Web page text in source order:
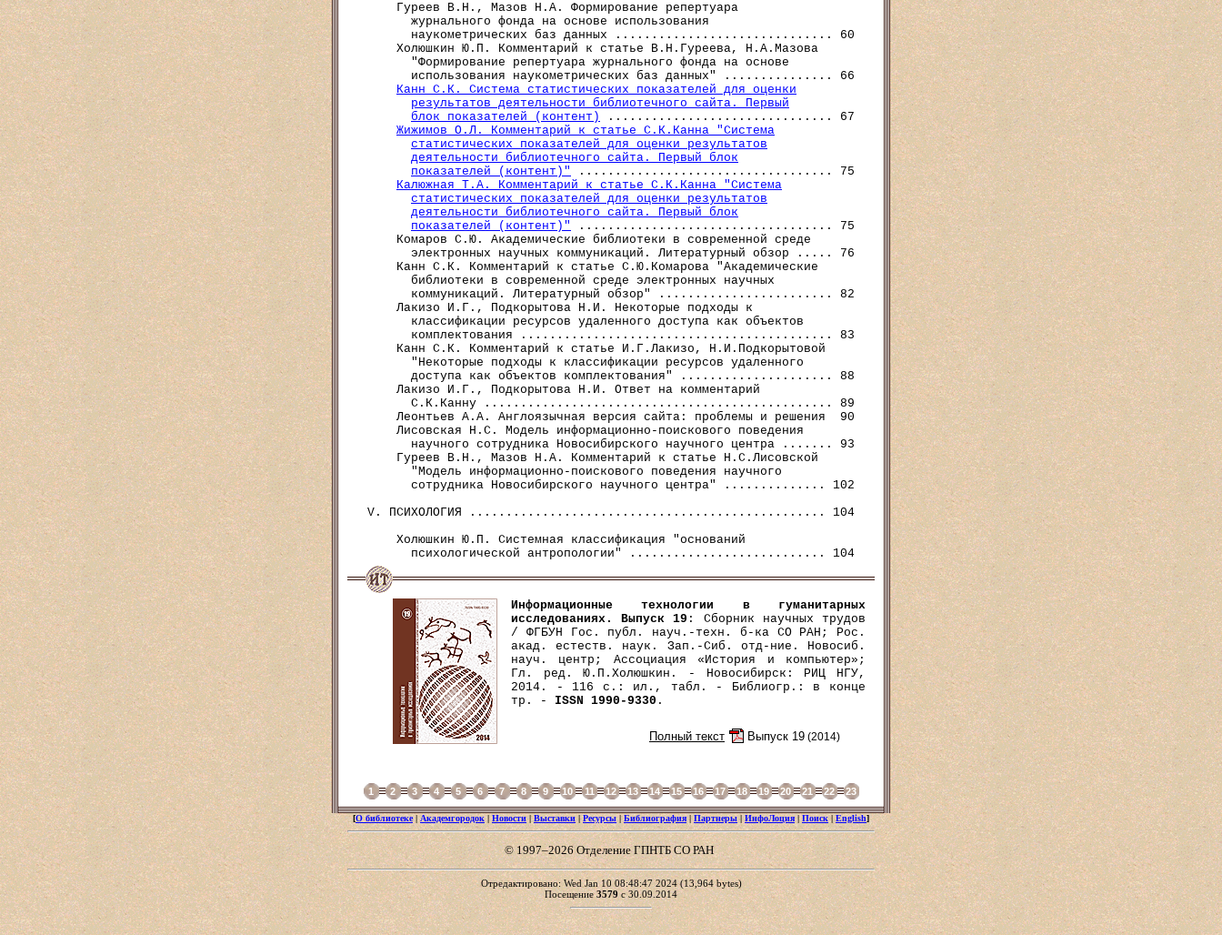
    Гуреев В.Н., Мазов Н.А. Формирование репертуара
      журнального фонда на основе использования
      наукометрических баз данных .............................. 60
    Холюшкин Ю.П. Комментарий к статье В.Н.Гуреева, Н.А.Мазова
      "Формирование репертуара журнального фонда на основе
      использования наукометрических баз данных" ............... 66
Канн С.К. Система статистических показателей для оценки
результатов деятельности библиотечного сайта. Первый
блок показателей (контент)
............................... 67
Жижимов О.Л. Комментарий к статье С.К.Канна "Система
статистических показателей для оценки результатов
деятельности библиотечного сайта. Первый блок
показателей (контент)"
................................... 75
Калюжная Т.А. Комментарий к статье С.К.Канна "Система
статистических показателей для оценки результатов
деятельности библиотечного сайта. Первый блок
показателей (контент)"
................................... 75
    Комаров С.Ю. Академические библиотеки в современной среде
      электронных научных коммуникаций. Литературный обзор ..... 76
    Канн С.К. Комментарий к статье С.Ю.Комарова "Академические
      библиотеки в современной среде электронных научных
      коммуникаций. Литературный обзор" ........................ 82
    Лакизо И.Г., Подкорытова Н.И. Некоторые подходы к
      классификации ресурсов удаленного доступа как объектов
      комплектования ........................................... 83
    Канн С.К. Комментарий к статье И.Г.Лакизо, Н.И.Подкорытовой
      "Некоторые подходы к классификации ресурсов удаленного
      доступа как объектов комплектования" ..................... 88
    Лакизо И.Г., Подкорытова Н.И. Ответ на комментарий
      С.К.Канну ................................................ 89
    Леонтьев А.А. Англоязычная версия сайта: проблемы и решения  90
    Лисовская Н.С. Модель информационно-поискового поведения
      научного сотрудника Новосибирского научного центра ....... 93
    Гуреев В.Н., Мазов Н.А. Комментарий к статье Н.С.Лисовской
      "Модель информационно-поискового поведения научного
      сотрудника Новосибирского научного центра" .............. 102
V. ПСИХОЛОГИЯ ................................................. 104
    Холюшкин Ю.П. Системная классификация "оснований
Информационные технологии в гуманитарных
исследованиях . Выпуск 19 : Сборник научных трудов
/ ФГБУН Гос. публ. науч.-техн. б-ка СО РАН; Рос.
акад. естеств. наук. Зап.-Сиб. отд-ние. Новосиб.
науч. центр; Ассоциация «История и компьютер»;
Гл. ред. Ю.П.Холюшкин. - Новосибирск: РИЦ НГУ,
2014. - 116 с.: ил., табл. - Библиогр.: в конце
тр. - ISSN 1990-9330 .
Полный текст Выпуск 19 (2014)
1 2 3 4 5 6 7 8 9 10 11 12 13 14 15 16 17 18 19 20 21 22 23
[О библиотеке| Академгородок | Новости |Выставки |Ресурсы | Библиография| Партнеры| ИнфоЛоция| Поиск|English]
© 1997–2026 Отделение ГПНТБ СО РАН
Отредактировано: Wed Jan 10 08:48:47 2024 (13,964 bytes)
Посещение3579 с 30.09.2014